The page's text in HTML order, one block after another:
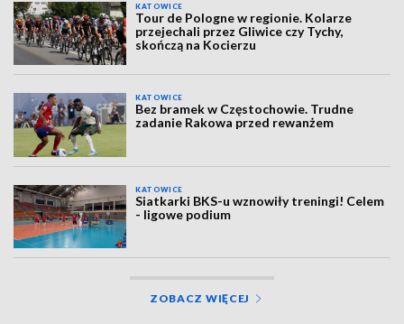
KATOWICE
Tour de Pologne w regionie. Kolarze
przejechali przez Gliwice czy Tychy,
skończą na Kocierzu
KATOWICE
Bez bramek w Częstochowie. Trudne
zadanie Rakowa przed rewanżem
KATOWICE
Siatkarki BKS-u wznowiły treningi! Celem
- ligowe podium
ZOBACZ WIĘCEJ